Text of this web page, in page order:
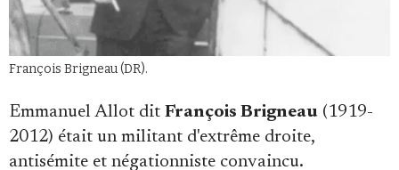
Demander à Vera
Se connecter
François Brigneau (DR).
Emmanuel Allot dit François Brigneau (1919-
2012) était un militant d'extrême droite,
antisémite et négationniste convaincu.